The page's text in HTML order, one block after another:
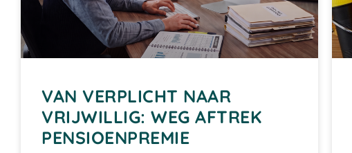
VAN VERPLICHT NAAR
VRIJWILLIG: WEG AFTREK
PENSIOENPREMIE